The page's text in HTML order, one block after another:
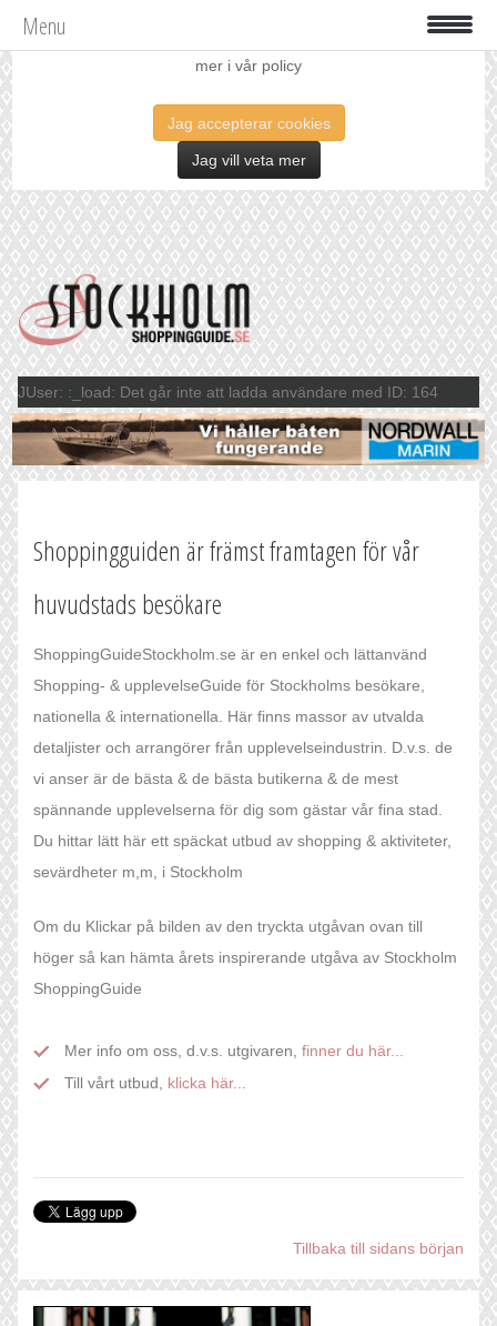
Vi använder oss av cookies för att förbättra din upplevelse. Läs
mer i vår policy
Jag accepterar cookies
Jag vill veta mer
Menu
JUser: :_load: Det går inte att ladda användare med ID: 164
Shoppingguiden är främst framtagen för vår
huvudstads besökare
ShoppingGuideStockholm.se är en enkel och lättanvänd
Shopping- & upplevelseGuide för Stockholms besökare,
nationella & internationella. Här finns massor av utvalda
detaljister och arrangörer från upplevelseindustrin. D.v.s. de
vi anser är de bästa & de bästa butikerna & de mest
spännande upplevelserna för dig som gästar vår fina stad.
Du hittar lätt här ett späckat utbud av shopping & aktiviteter,
sevärdheter m,m, i Stockholm
Om du Klickar på bilden av den tryckta utgåvan ovan till
höger så kan hämta årets inspirerande utgåva av Stockholm
ShoppingGuide
Mer info om oss, d.v.s. utgivaren, finner du här...
Till vårt utbud, klicka här...
Tillbaka till sidans början